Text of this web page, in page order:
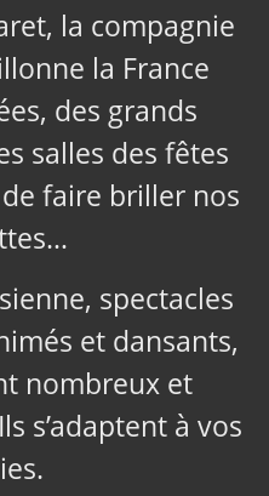
la compagnie
la France
des grands
salles des fêtes
faire briller nos
spectacles
et dansants,
nombreux et
s’adaptent à vos